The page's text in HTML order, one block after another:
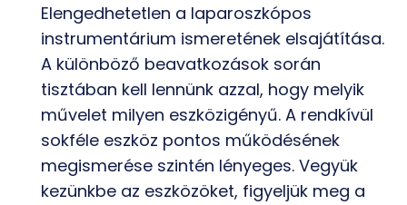
Elengedhetetlen a laparoszkópos
instrumentárium ismeretének elsajátítása.
A különböző beavatkozások során
tisztában kell lennünk azzal, hogy melyik
művelet milyen eszközigényű. A rendkívül
sokféle eszköz pontos működésének
megismerése szintén lényeges. Vegyük
kezünkbe az eszközöket, figyeljük meg a